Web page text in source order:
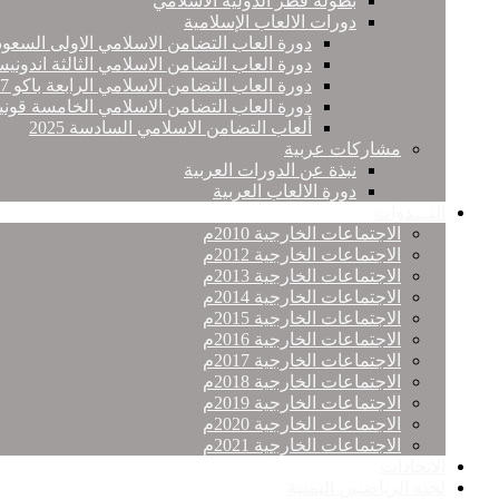
دورات الالعاب الإسلامية
دورة العاب التضامن الاسلامي الاولى
دورة العاب التضامن الاسلامي الثالثة
دورة العاب التضامن الاسلامي الرابعة باكو 2017
دورة العاب التضامن الاسلامي الخامسة
ألعاب التضامن الاسلامي السادسة 2025
مشاركات عربية
نبذة عن الدورات العربية
دورة الالعاب العربية
الاجتماعات الخارجية 2010م
الاجتماعات الخارجية 2012م
الاجتماعات الخارجية 2013م
الاجتماعات الخارجية 2014م
الاجتماعات الخارجية 2015م
الاجتماعات الخارجية 2016م
الاجتماعات الخارجية 2017م
الاجتماعات الخارجية 2018م
الاجتماعات الخارجية 2019م
الاجتماعات الخارجية 2020م
الاجتماعات الخارجية 2021م